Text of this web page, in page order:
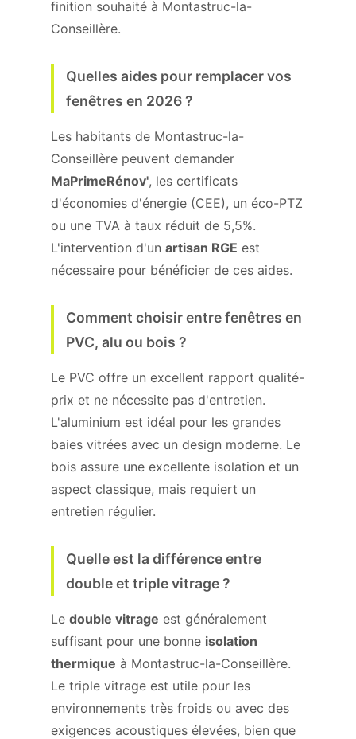
finition souhaité à Montastruc-la-
Conseillère.
Quelles aides pour remplacer vos
fenêtres en 2026 ?
Les habitants de Montastruc-la-
Conseillère peuvent demander
MaPrimeRénov', les certificats
d'économies d'énergie (CEE), un éco-PTZ
ou une TVA à taux réduit de 5,5%.
L'intervention d'un artisan RGE est
nécessaire pour bénéficier de ces aides.
Comment choisir entre fenêtres en
PVC, alu ou bois ?
Le PVC offre un excellent rapport qualité-
prix et ne nécessite pas d'entretien.
L'aluminium est idéal pour les grandes
baies vitrées avec un design moderne. Le
bois assure une excellente isolation et un
aspect classique, mais requiert un
entretien régulier.
Quelle est la différence entre
double et triple vitrage ?
Le double vitrage est généralement
suffisant pour une bonne isolation
thermique à Montastruc-la-Conseillère.
Le triple vitrage est utile pour les
environnements très froids ou avec des
exigences acoustiques élevées, bien que